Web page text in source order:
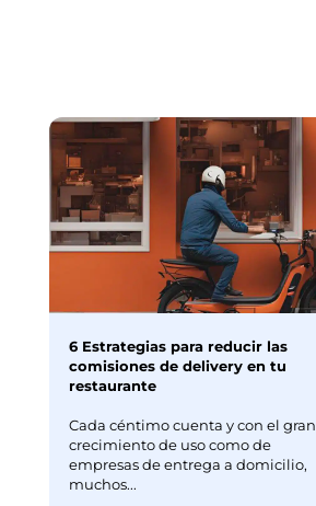
6 Estrategias para reducir las
comisiones de delivery en tu
restaurante
Cada céntimo cuenta y con el gran
crecimiento de uso como de
empresas de entrega a domicilio,
muchos...